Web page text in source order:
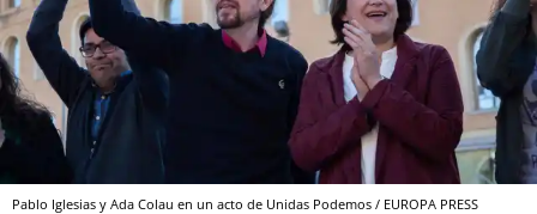
Pablo Iglesias y Ada Colau en un acto de Unidas Podemos / EUROPA PRESS